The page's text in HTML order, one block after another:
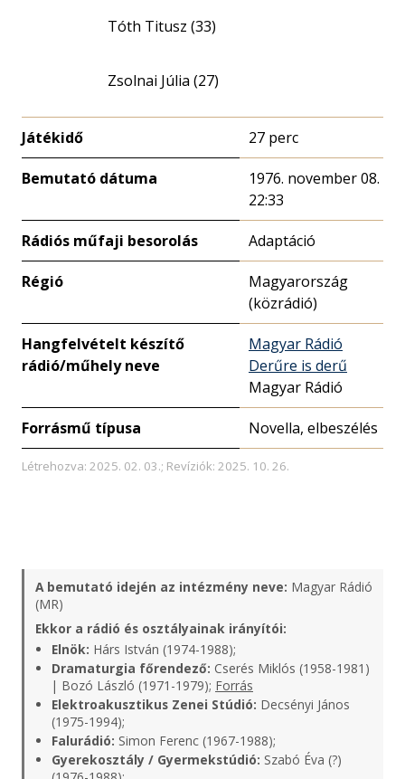
Tóth Titusz (33)
Zsolnai Júlia (27)
Játékidő 27 perc
Bemutató dátuma
1976. november 08.
22:33
Rádiós műfaji besorolás Adaptáció
Régió
Magyarország
(közrádió)
Hangfelvételt készítő
rádió/műhely neve
Magyar Rádió
Derűre is derű
Magyar Rádió
Forrásmű típusa Novella, elbeszélés
Létrehozva: 2025. 02. 03.; Revíziók: 2025. 10. 26.
A bemutató idején az intézmény neve: Magyar Rádió
(MR)
Ekkor a rádió és osztályainak irányítói:
Elnök: Hárs István (1974-1988);
Dramaturgia főrendező: Cserés Miklós (1958-1981)
| Bozó László (1971-1979); Forrás
Elektroakusztikus Zenei Stúdió: Decsényi János
(1975-1994);
Falurádió: Simon Ferenc (1967-1988);
Gyerekosztály / Gyermekstúdió: Szabó Éva (?)